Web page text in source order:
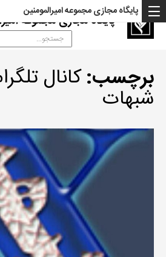
پایگاه مجازی مجموعه
پایگاه مجازی مجموعه امیرالمومنین
برچسب:کانال
شبهات